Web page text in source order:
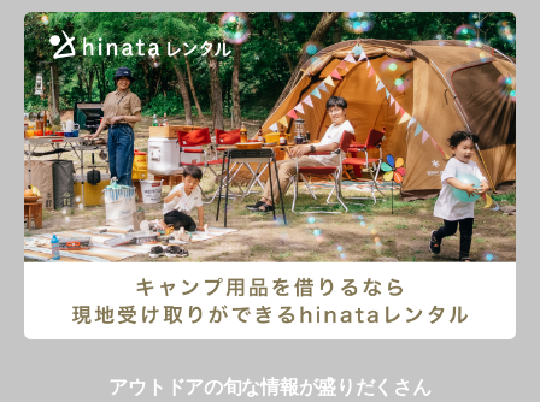
アウトドアの旬な情報が盛りだくさん